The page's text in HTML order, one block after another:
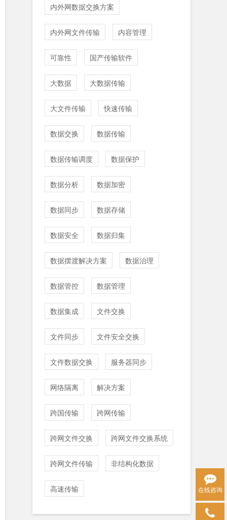
内外网数据交换方案
内外网文件传输 内容管理
可靠性 国产传输软件
大数据 大数据传输
大文件传输 快速传输
数据交换 数据传输
数据传输调度 数据保护
数据分析 数据加密
数据同步 数据存储
数据安全 数据归集
数据摆渡解决方案 数据治理
数据管控 数据管理
数据集成 文件交换
文件同步 文件安全交换
文件数据交换 服务器同步
网络隔离 解决方案
跨国传输 跨网传输
跨网文件交换 跨网文件交换系统
跨网文件传输 非结构化数据
高速传输 在线咨询